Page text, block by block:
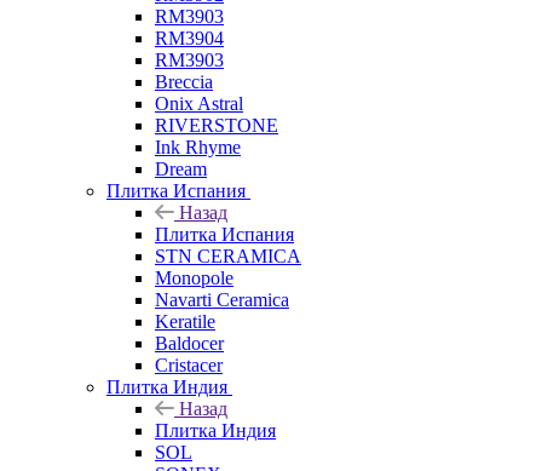
RM3903
RM3904
RM3903
Breccia
Onix Astral
RIVERSTONE
Ink Rhyme
Dream
Плитка Испания
Назад
Плитка Испания
STN CERAMICA
Monopole
Navarti Ceramica
Keratile
Baldocer
Cristacer
Плитка Индия
Назад
Плитка Индия
SOL